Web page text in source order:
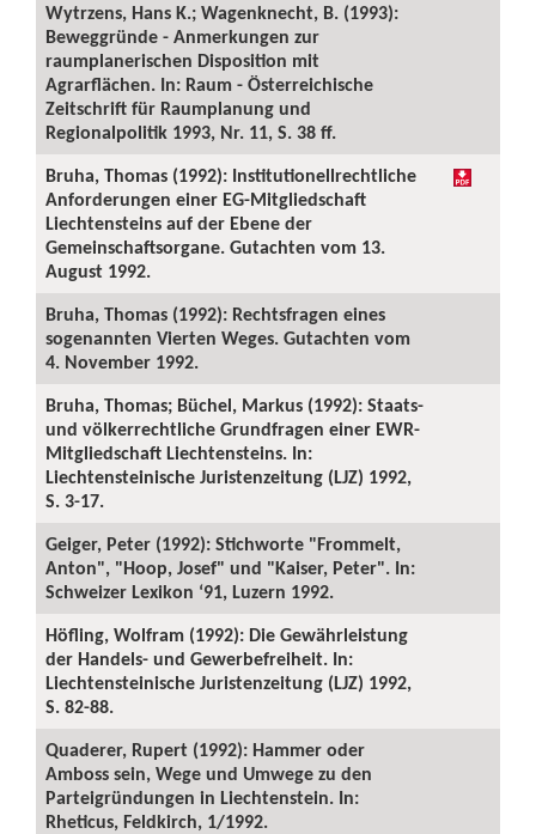
Wytrzens, Hans K.; Wagenknecht, B. (1993):
Beweggründe - Anmerkungen zur
raumplanerischen Disposition mit
Agrarflächen. In: Raum - Österreichische
Zeitschrift für Raumplanung und
Regionalpolitik 1993, Nr. 11, S. 38 ff.
Bruha, Thomas (1992): Institutionellrechtliche
Anforderungen einer EG-Mitgliedschaft
Liechtensteins auf der Ebene der
Gemeinschaftsorgane. Gutachten vom 13.
August 1992.
Bruha, Thomas (1992): Rechtsfragen eines
sogenannten Vierten Weges. Gutachten vom
4. November 1992.
Bruha, Thomas; Büchel, Markus (1992): Staats-
und völkerrechtliche Grundfragen einer EWR-
Mitgliedschaft Liechtensteins. In:
Liechtensteinische Juristenzeitung (LJZ) 1992,
S. 3-17.
Geiger, Peter (1992): Stichworte "Frommelt,
Anton", "Hoop, Josef" und "Kaiser, Peter". In:
Schweizer Lexikon ‘91, Luzern 1992.
Höfling, Wolfram (1992): Die Gewährleistung
der Handels- und Gewerbefreiheit. In:
Liechtensteinische Juristenzeitung (LJZ) 1992,
S. 82-88.
Quaderer, Rupert (1992): Hammer oder
Amboss sein, Wege und Umwege zu den
Parteigründungen in Liechtenstein. In:
Rheticus, Feldkirch, 1/1992.